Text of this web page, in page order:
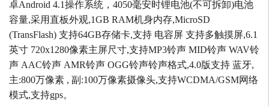
卓Android 4.1操作系统，4050毫安时锂电池(不可拆卸)电池
容量,采用直板外观,1GB RAM机身内存,MicroSD
(TransFlash) 支持64GB存储卡,支持 电容屏 支持多触摸屏,6.1
英寸 720x1280像素主屏尺寸,支持MP3铃声 MID铃声 WAV铃
声 AAC铃声 AMR铃声 OGG铃声铃声格式,4.0版支持 蓝牙,
主:800万像素 , 副:100万像素摄像头,支持WCDMA/GSM网络
模式,支持gps。